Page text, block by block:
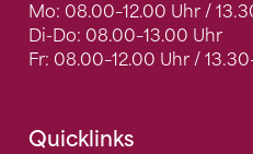
Mo: 08.00–12.00 Uhr /
Di-Do: 08.00–13.00 Uhr
Fr: 08.00–12.00 Uhr /
Quicklinks